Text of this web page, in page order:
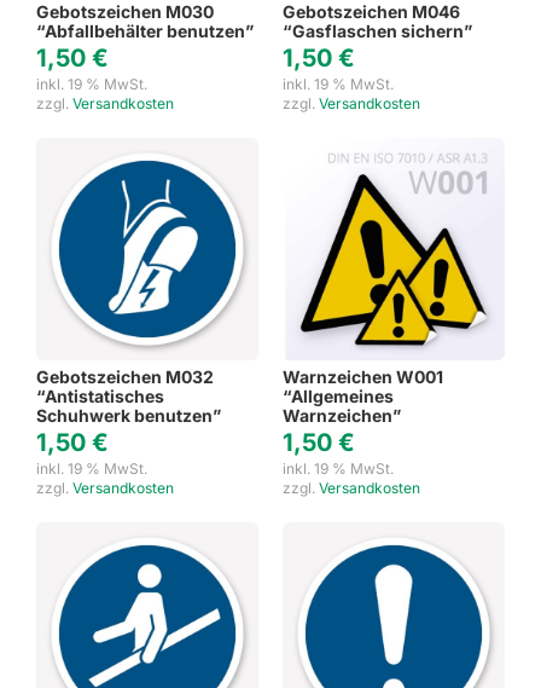
Gebotszeichen M030
“Abfallbehälter benutzen”
1,50 €
inkl. 19 % MwSt.
zzgl. Versandkosten
Gebotszeichen M046
“Gasflaschen sichern”
1,50 €
inkl. 19 % MwSt.
zzgl. Versandkosten
Gebotszeichen M032
“Antistatisches
Schuhwerk benutzen”
1,50 €
inkl. 19 % MwSt.
zzgl. Versandkosten
Warnzeichen W001
“Allgemeines
Warnzeichen”
1,50 €
inkl. 19 % MwSt.
zzgl. Versandkosten